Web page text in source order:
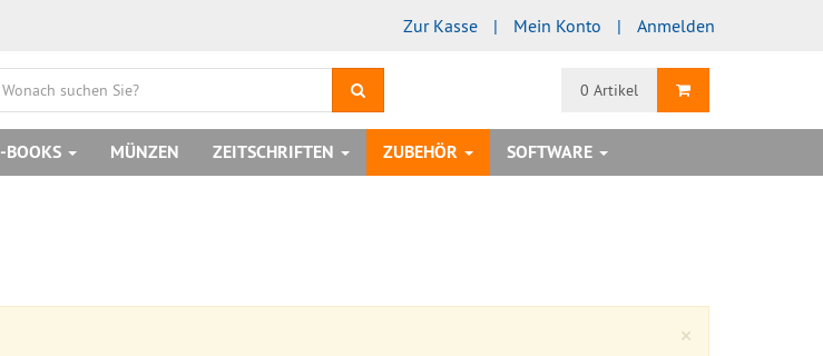
Zur Kasse Mein Konto Anmelden
0 Artikel Warenkorb
BOOKS MÜNZEN ZEITSCHRIFTEN ZUBEHÖR SOFTWARE
×